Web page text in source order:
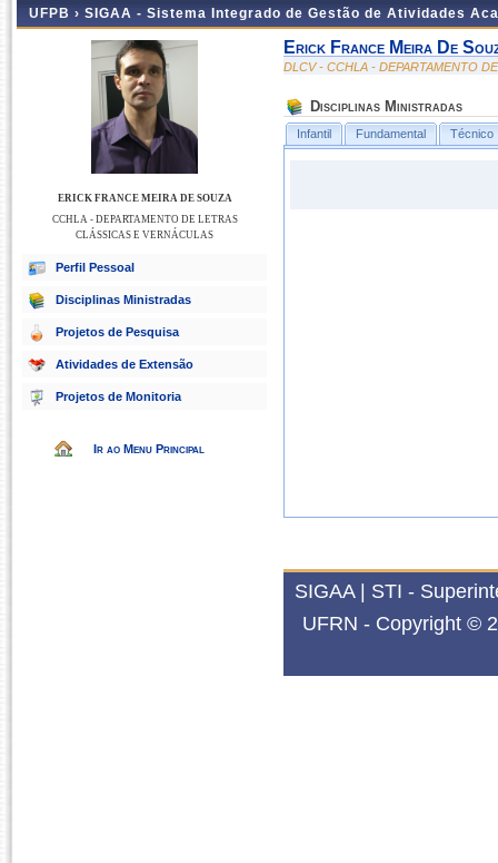
UFPB › SIGAA - Sistema Integrado de Gestão de Atividades
ERICK FRANCE MEIRA DE SOUZA
CCHLA - DEPARTAMENTO DE LETRAS
CLÁSSICAS E VERNÁCULAS
Perfil Pessoal
Disciplinas Ministradas
Projetos de Pesquisa
Atividades de Extensão
Projetos de Monitoria
Ir ao Menu Principal
Erick France Meira De
DLCV - CCHLA - DEPARTAMENTO
Disciplinas Ministradas
Infantil Fundamental Técnico
SIGAA | STI -
UFRN - Copyright ©